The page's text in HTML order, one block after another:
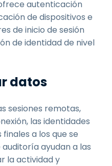
autenticación
de dispositivos e
de inicio de sesión
de identidad de nivel
datos
sesiones remotas,
las identidades
a los que se
ayudan a las
la actividad y